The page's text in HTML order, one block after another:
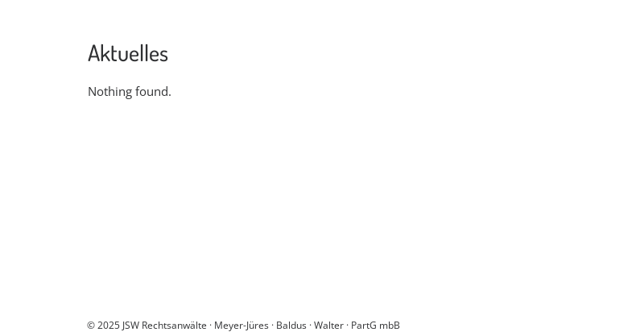
Aktuelles
Nothing found.
© 2025 JSW Rechtsanwälte · Meyer-Jüres · Baldus · Walter · PartG mbB